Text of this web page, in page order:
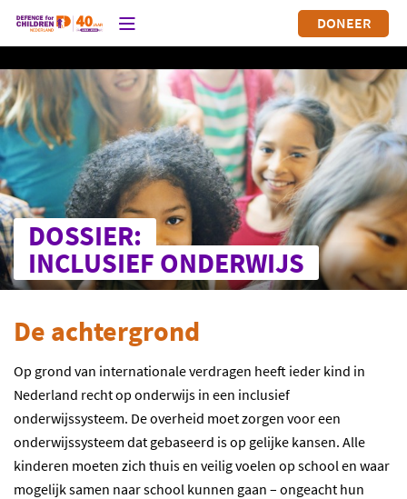
DONEER
DOSSIER:
INCLUSIEF ONDERWIJS
De achtergrond
Op grond van internationale verdragen heeft ieder kind in
Nederland recht op onderwijs in een inclusief
onderwijssysteem. De overheid moet zorgen voor een
onderwijssysteem dat gebaseerd is op gelijke kansen. Alle
kinderen moeten zich thuis en veilig voelen op school en waar
mogelijk samen naar school kunnen gaan – ongeacht hun